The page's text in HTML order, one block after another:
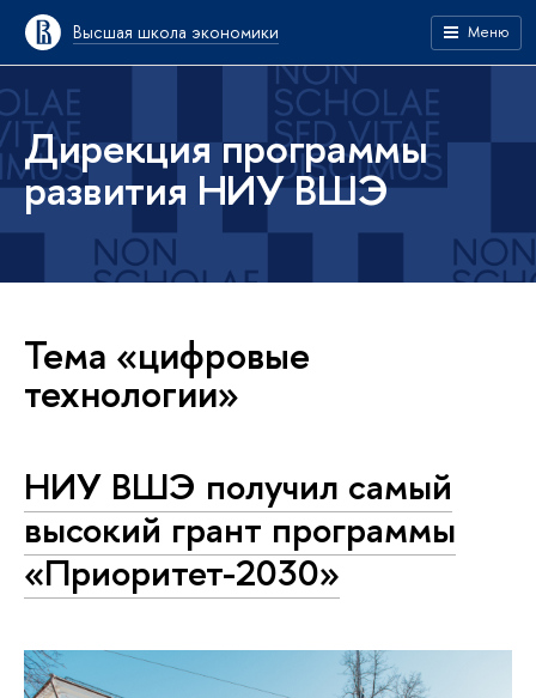
Высшая школа экономики Меню
Дирекция программы
развития НИУ ВШЭ
Тема «цифровые
технологии»
НИУ ВШЭ получил самый
высокий грант программы
«Приоритет-2030»